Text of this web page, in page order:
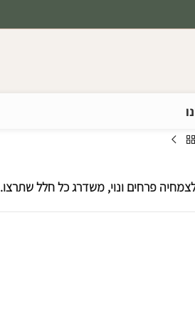
פרחים ונוי, משדרג כל חלל שתרצו.